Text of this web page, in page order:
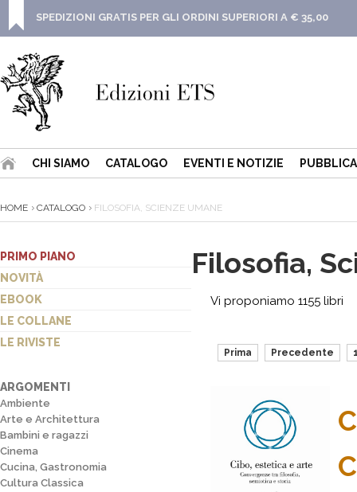
SPEDIZIONI GRATIS PER GLI ORDINI SUPERIORI A € 35,00
CHI SIAMO CATALOGO EVENTI E NOTIZIE
HOME CATALOGO FILOSOFIA, SCIENZE UMANE
PRIMO PIANO
NOVITÀ
EBOOK
LE COLLANE
LE RIVISTE
ARGOMENTI
Ambiente
Arte e Architettura
Bambini e ragazzi
Cinema
Cucina, Gastronomia
Cultura Classica
Filosofia,
Vi proponiamo 1155 libri
Prima Precedente